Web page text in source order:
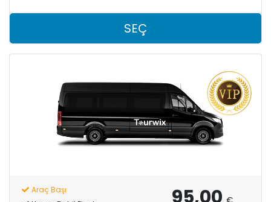
SEÇ
Araç Başı